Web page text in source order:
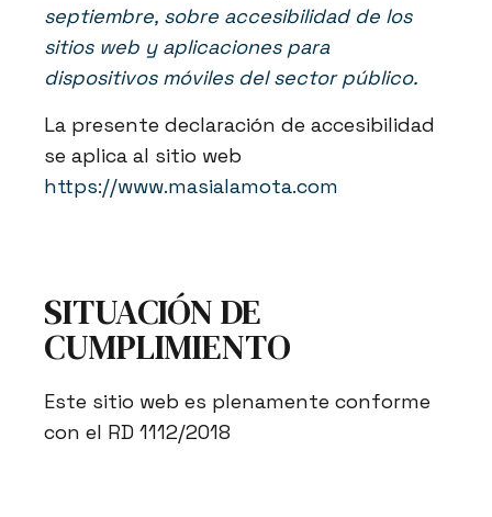
septiembre, sobre accesibilidad de los
sitios web y aplicaciones para
dispositivos móviles del sector público.
La presente declaración de accesibilidad
se aplica al sitio web
https://www.masialamota.com
SITUACIÓN DE
CUMPLIMIENTO
Este sitio web es plenamente conforme
con el RD 1112/2018